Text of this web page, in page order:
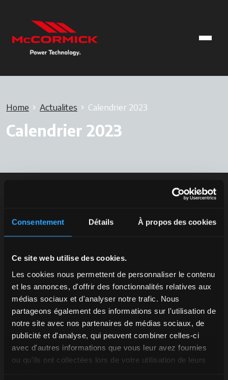
Consentement Détails À propos des cookies
Ce site web utilise des cookies.
Les cookies nous permettent de personnaliser le contenu
et les annonces, d'offrir des fonctionnalités relatives aux
médias sociaux et d'analyser notre trafic. Nous
partageons également des informations sur l'utilisation de
notre site avec nos partenaires de médias sociaux, de
publicité et d'analyse, qui peuvent combiner celles-ci
avec d'autres informations que vous leur avez fournies
ou qu'ils ont collectées lors de votre utilisation de leurs
Home Actualites Calendrier 2023
Calendrier 2023